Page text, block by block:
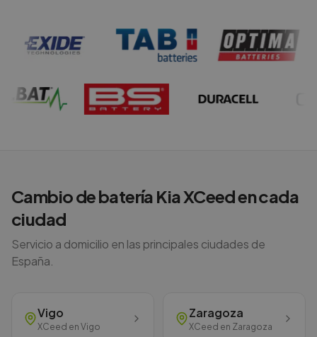
Cambio de batería KiaXCeeden cada
ciudad
Servicio a domicilio en las principales ciudades de
España.
Vigo
XCeed en Vigo
Zaragoza
XCeed en Zaragoza